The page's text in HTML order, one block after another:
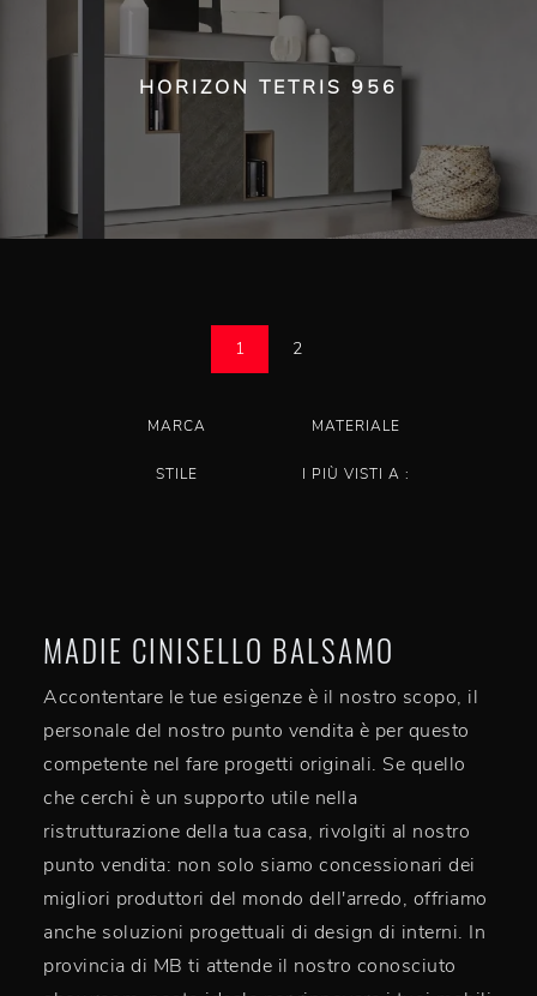
HORIZON TETRIS 956
1 2
MARCA MATERIALE
STILE I PIÙ VISTI A :
MADIE CINISELLO BALSAMO
Accontentare le tue esigenze è il nostro scopo, il
personale del nostro punto vendita è per questo
competente nel fare progetti originali. Se quello
che cerchi è un supporto utile nella
ristrutturazione della tua casa, rivolgiti al nostro
punto vendita: non solo siamo concessionari dei
migliori produttori del mondo dell'arredo, offriamo
anche soluzioni progettuali di design di interni. In
provincia di MB ti attende il nostro conosciuto